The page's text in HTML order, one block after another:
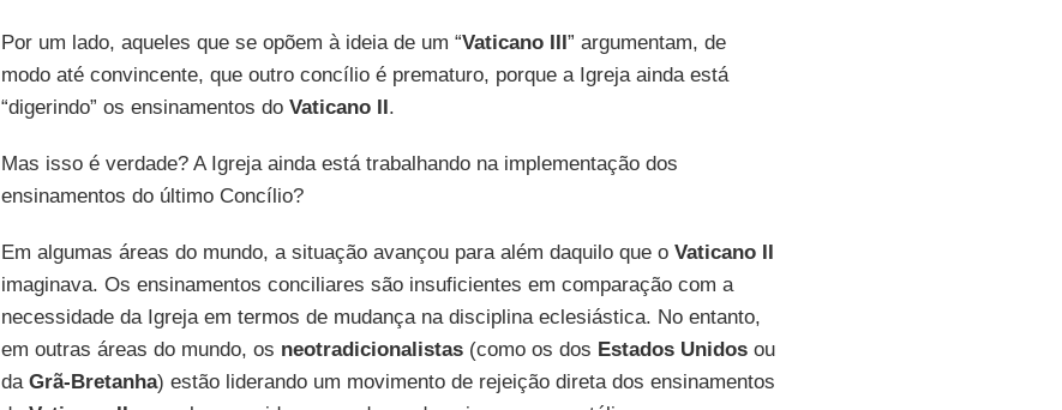
Por um lado, aqueles que se opõem à ideia de um “Vaticano III” argumentam, de
modo até convincente, que outro concílio é prematuro, porque a Igreja ainda está
“digerindo” os ensinamentos do Vaticano II.
Mas isso é verdade? A Igreja ainda está trabalhando na implementação dos
ensinamentos do último Concílio?
Em algumas áreas do mundo, a situação avançou para além daquilo que o Vaticano II
imaginava. Os ensinamentos conciliares são insuficientes em comparação com a
necessidade da Igreja em termos de mudança na disciplina eclesiástica. No entanto,
em outras áreas do mundo, os neotradicionalistas(como os dos Estados Unidosou
da Grã-Bretanha) estão liderando um movimento de rejeição direta dos ensinamentos